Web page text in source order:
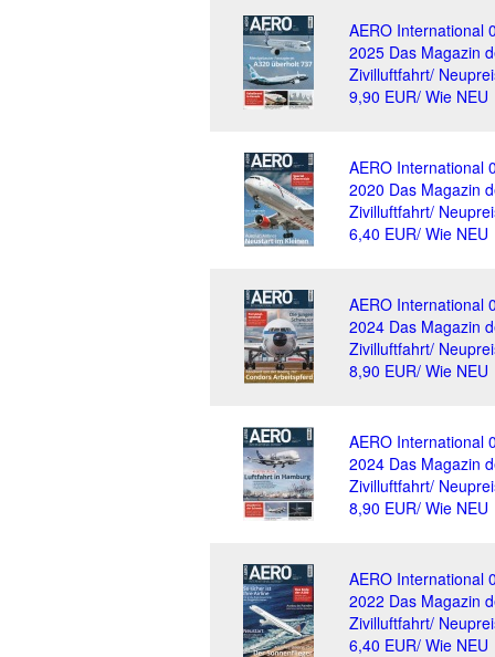
AERO International
2025 Das Magazin
Zivilluftfahrt/
9,90 EUR/ Wie NEU
AERO International
2020 Das Magazin
Zivilluftfahrt/
6,40 EUR/ Wie NEU
AERO International
2024 Das Magazin
Zivilluftfahrt/
8,90 EUR/ Wie NEU
AERO International
2024 Das Magazin
Zivilluftfahrt/
8,90 EUR/ Wie NEU
AERO International
2022 Das Magazin
Zivilluftfahrt/
6,40 EUR/ Wie NEU